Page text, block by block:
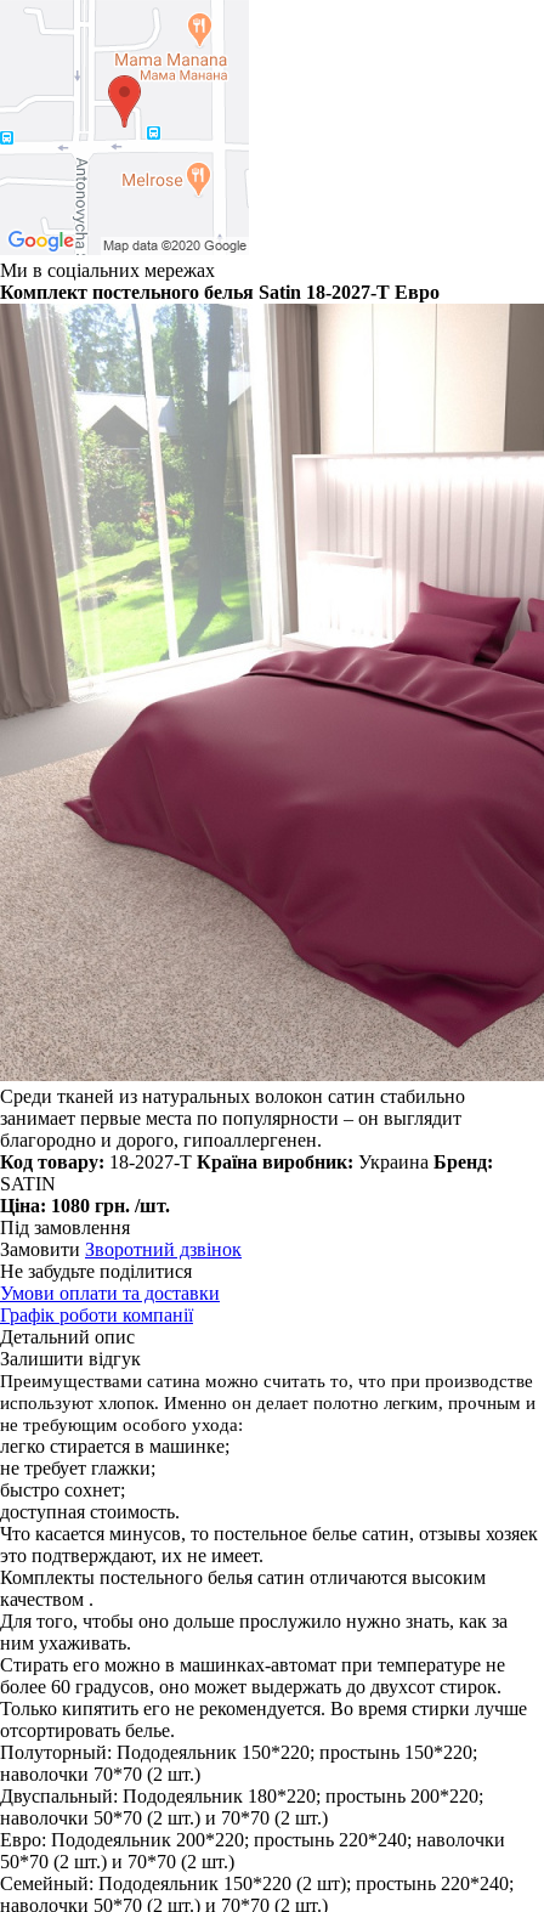
Ми в соціальних мережах
Комплект постельного белья Satin 18-2027-T Евро
Среди тканей из натуральных волокон сатин стабильно
занимает первые места по популярности – он выглядит
благородно и дорого, гипоаллергенен.
Код товару: 18-2027-T Країна виробник: Украина Бренд:
SATIN
Ціна: 1080 грн. /шт.
Під замовлення
Замовити Зворотний дзвінок
Не забудьте поділитися
Умови оплати та доставки
Графік роботи компанії
Детальний опис
Залишити відгук
Преимуществами сатина можно считать то, что при производстве
используют хлопок. Именно он делает полотно легким, прочным и
не требующим особого ухода:
легко стирается в машинке;
не требует глажки;
быстро сохнет;
доступная стоимость.
Что касается минусов, то постельное белье сатин, отзывы хозяек
это подтверждают, их не имеет.
Комплекты постельного белья сатин отличаются высоким
качеством .
Для того, чтобы оно дольше прослужило нужно знать, как за
ним ухаживать.
Стирать его можно в машинках-автомат при температуре не
более 60 градусов, оно может выдержать до двухсот стирок.
Только кипятить его не рекомендуется. Во время стирки лучше
отсортировать белье.
Полуторный: Пододеяльник 150*220; простынь 150*220;
наволочки 70*70 (2 шт.)
Двуспальный: Пододеяльник 180*220; простынь 200*220;
наволочки 50*70 (2 шт.) и 70*70 (2 шт.)
Евро: Пододеяльник 200*220; простынь 220*240; наволочки
50*70 (2 шт.) и 70*70 (2 шт.)
Семейный: Пододеяльник 150*220 (2 шт); простынь 220*240;
наволочки 50*70 (2 шт.) и 70*70 (2 шт.)